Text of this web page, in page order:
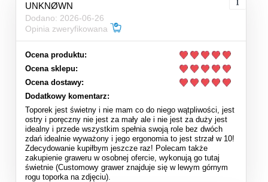
UNKNØWN
Dodano: 2026-06-26
Opinia zweryfikowana
Ocena produktu:
Ocena sklepu:
Ocena dostawy:
Dodatkowy komentarz:
Toporek jest świetny i nie mam co do niego wątpliwości, jest
ostry i poręczny nie jest za mały ale i nie jest za duży jest
idealny i przede wszystkim spełnia swoją role bez dwóch
zdań idealnie wyważony i jego ergonomia to jest strzał w 10!
Zdecydowanie kupiłbym jeszcze raz! Polecam także
zakupienie graweru w osobnej ofercie, wykonują go tutaj
świetnie (Customowy grawer znajduje się w lewym górnym
rogu toporka na zdjęciu).